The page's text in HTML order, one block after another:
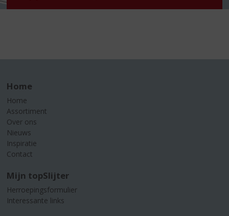
Home
Home
Assortiment
Over ons
Nieuws
Inspiratie
Contact
Mijn topSlijter
Herroepingsformulier
Interessante links